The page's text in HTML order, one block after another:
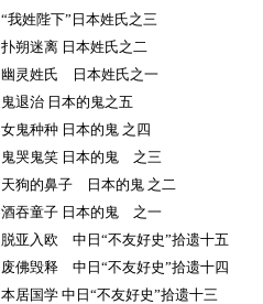
“我姓陛下”日本姓氏之三
扑朔迷离 日本姓氏之二
幽灵姓氏 日本姓氏之一
鬼退治 日本的鬼之五
女鬼种种 日本的鬼 之四
鬼哭鬼笑 日本的鬼 之三
天狗的鼻子 日本的鬼 之二
酒吞童子 日本的鬼 之一
脱亚入欧 中日“不友好史”拾遗十五
废佛毁释 中日“不友好史”拾遗十四
本居国学 中日“不友好史”拾遗十三